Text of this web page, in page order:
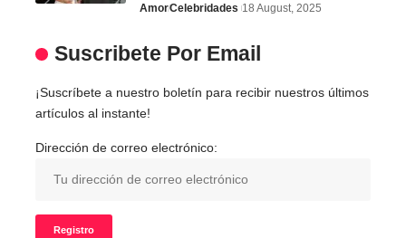
AmorCelebridades 18 August, 2025
Suscribete Por Email
¡Suscríbete a nuestro boletín para recibir nuestros últimos
artículos al instante!
Dirección de correo electrónico: